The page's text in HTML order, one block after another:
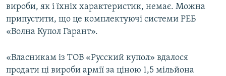
вироби, як і їхніх характеристик, немає. Можна
припустити, що це комплектуючі системи РЕБ
«Волна Купол Гарант».
«Власникам із ТОВ «Русский купол» вдалося
продати ці вироби армії за ціною 1,5 мільйона